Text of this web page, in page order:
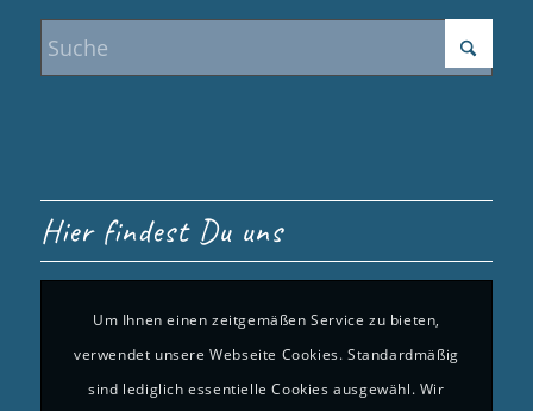
Hier findest Du uns
Um Ihnen einen zeitgemäßen Service zu bieten,
verwendet unsere Webseite Cookies. Standardmäßig
sind lediglich essentielle Cookies ausgewähl. Wir